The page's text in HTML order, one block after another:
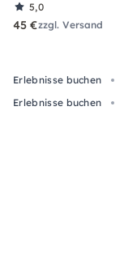
5,0
45 €zzgl. Versand
Erlebnisse buchen
Erlebnisse buchen